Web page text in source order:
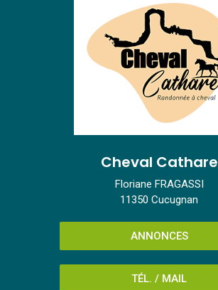
Cheval Cathare
Floriane FRAGASSI
11350 Cucugnan
ANNONCES
TÉL. / MAIL